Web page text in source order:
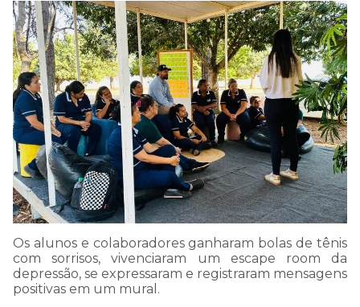
Os alunose colaboradores ganharam bolas de tênis
com sorrisos, vivenciaram um escape room da
depressão, se expressaram e registraram mensagens
positivas em um mural .
enviada!
Caso queira falar
diretamente conosco ligue
no número (62) 3395-
8002.
Estou ciente - Fechar Aviso